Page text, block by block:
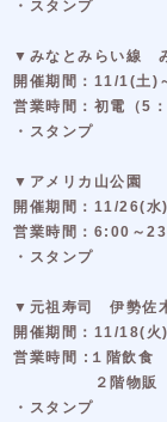
・スタンプ
▼みなとみらい線 み
開催期間：11/1(土)
営業時間：初電（5
・スタンプ
▼アメリカ山公園
開催期間：11/26(
営業時間：6:00～
・スタンプ
▼元祖寿司 伊勢佐
開催期間：11/18(
営業時間 :１階飲食
２階物販 11
・スタンプ